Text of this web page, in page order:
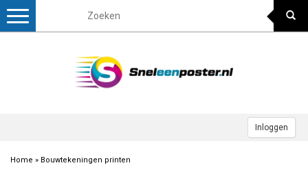
Inloggen
Toggle
Home » Bouwtekeningen printen